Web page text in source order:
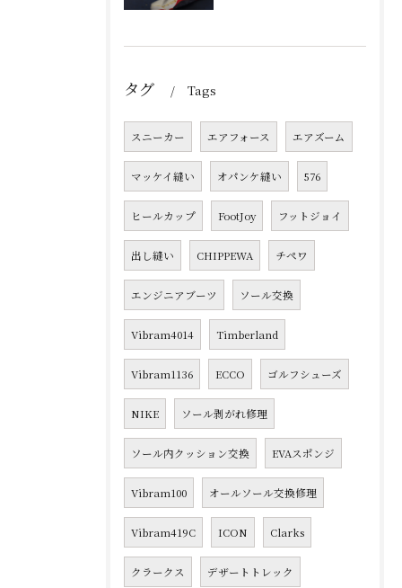
タグ Tags
スニーカー エアフォース エアズーム
マッケイ縫い オパンケ縫い 576
ヒールカップ FootJoy フットジョイ
出し縫い CHIPPEWA チペワ
エンジニアブーツ ソール交換
Vibram4014 Timberland
Vibram1136 ECCO ゴルフシューズ
NIKE ソール剥がれ修理
ソール内クッション交換 EVAスポンジ
Vibram100 オールソール交換修理
Vibram419C ICON Clarks
クラークス デザートトレック